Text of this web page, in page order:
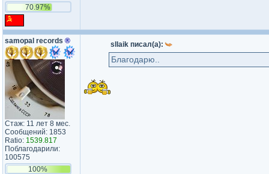
70.97%
samopal records ®
Стаж: 11 лет 8 мес.
Сообщений: 1853
Ratio: 1539.817
Поблагодарили:
100575
100%
sllaik писал(а):
Благодарю..